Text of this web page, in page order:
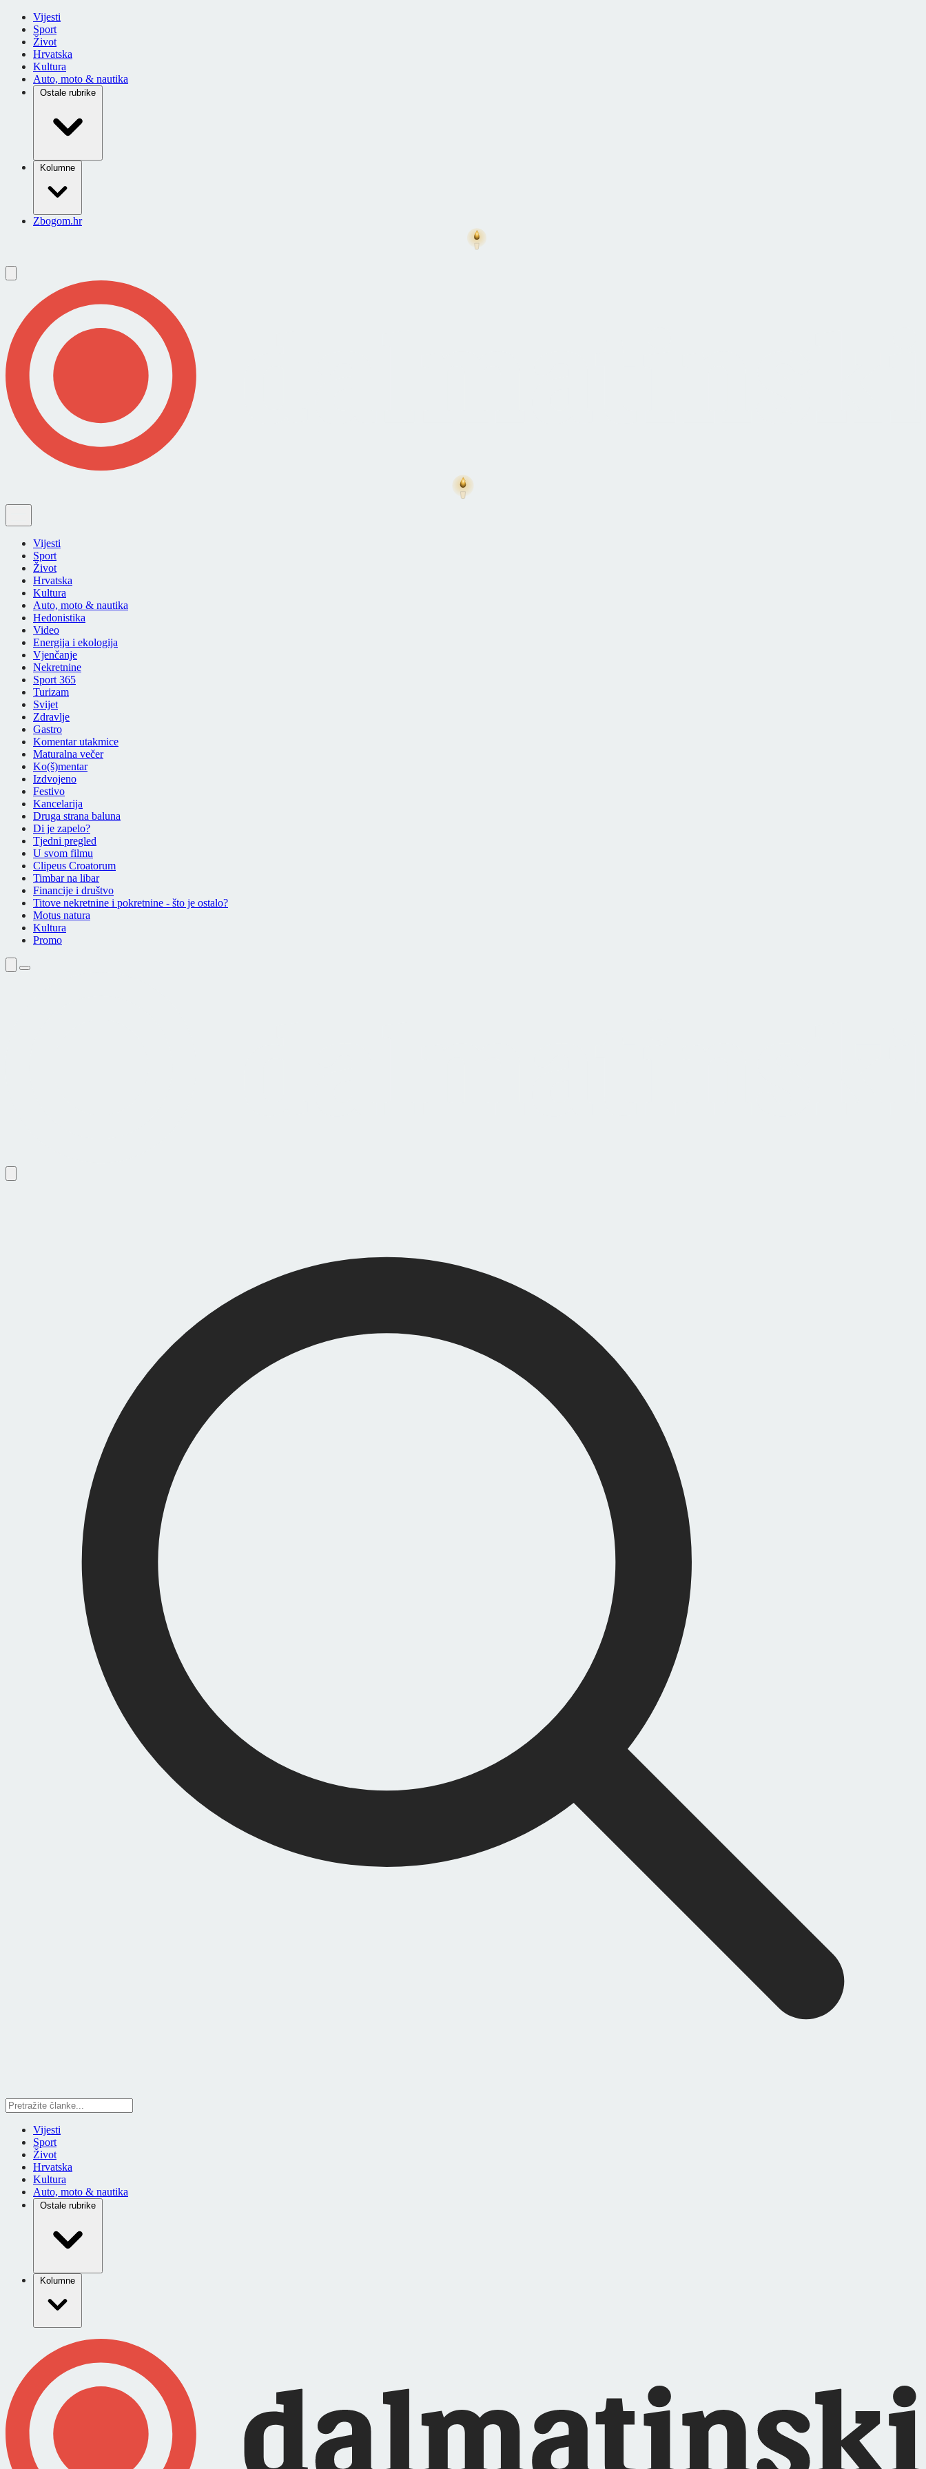
Vijesti
Sport
Život
Hrvatska
Kultura
Auto, moto & nautika
Ostale rubrike
Kolumne
Zbogom.hr
Vijesti
Sport
Život
Hrvatska
Kultura
Auto, moto & nautika
Hedonistika
Video
Energija i ekologija
Vjenčanje
Nekretnine
Sport 365
Turizam
Svijet
Zdravlje
Gastro
Komentar utakmice
Maturalna večer
Ko(š)mentar
Izdvojeno
Festivo
Kancelarija
Druga strana baluna
Di je zapelo?
Tjedni pregled
U svom filmu
Clipeus Croatorum
Timbar na libar
Financije i društvo
Titove nekretnine i pokretnine - što je ostalo?
Motus natura
Kultura
Promo
Vijesti
Sport
Život
Hrvatska
Kultura
Auto, moto & nautika
Ostale rubrike
Kolumne